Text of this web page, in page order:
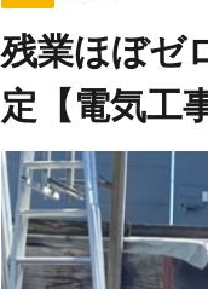
残業ほぼゼ
定【電気工